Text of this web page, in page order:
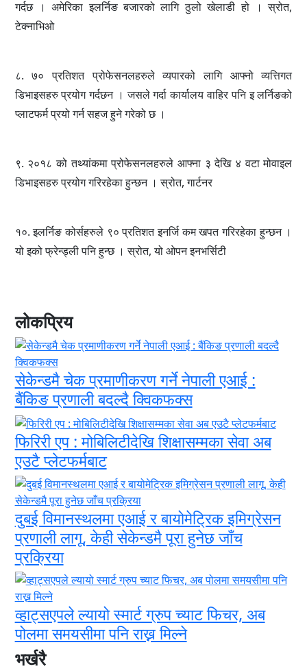
गर्दछ । अमेरिका इलर्निङ बजारको लागि ठुलो खेलाडी हो । स्रोत,
टेक्नाभिओ
८. ७० प्रतिशत प्रोफेसनलहरुले व्यपारको लागि आफ्नो व्यत्तिगत
डिभाइसहरु प्रयोग गर्दछन । जसले गर्दा कार्यालय वाहिर पनि इ लर्निङको
प्लाटफर्म प्रयो गर्न सहज हुने गरेको छ ।
९. २०१८ को तथ्यांकमा प्रोफेसनलहरुले आफ्ना ३ देखि ४ वटा मोवाइल
डिभाइसहरु प्रयोग गरिरहेका हुन्छन । स्रोत, गार्टनर
१०. इलर्निङ कोर्सहरुले ९० प्रतिशत इनर्जि कम खपत गरिरहेका हुन्छन ।
यो इको फ्रेन्ड्ली पनि हुन्छ । स्रोत, यो ओपन इनभर्सिटी
लोकप्रिय
सेकेन्डमै चेक प्रमाणीकरण गर्ने नेपाली एआई :
बैंकिङ प्रणाली बदल्दै क्विकफक्स
फिरिरी एप : मोबिलिटीदेखि शिक्षासम्मका सेवा अब
एउटै प्लेटफर्मबाट
दुबई विमानस्थलमा एआई र बायोमेट्रिक इमिग्रेसन
प्रणाली लागू, केही सेकेन्डमै पूरा हुनेछ जाँच
प्रक्रिया
व्हाट्सएपले ल्यायो स्मार्ट ग्रुप च्याट फिचर, अब
पोलमा समयसीमा पनि राख्न मिल्ने
भर्खरै